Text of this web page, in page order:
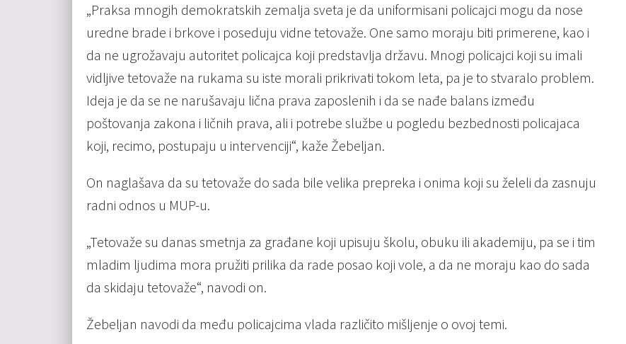
„Praksa mnogih demokratskih zemalja sveta je da uniformisani policajci mogu da nose
uredne brade i brkove i poseduju vidne tetovaže. One samo moraju biti primerene, kao i
da ne ugrožavaju autoritet policajca koji predstavlja državu. Mnogi policajci koji su imali
vidljive tetovaže na rukama su iste morali prikrivati tokom leta, pa je to stvaralo problem.
Ideja je da se ne narušavaju lična prava zaposlenih i da se nađe balans između
poštovanja zakona i ličnih prava, ali i potrebe službe u pogledu bezbednosti policajaca
koji, recimo, postupaju u intervenciji“, kaže Žebeljan.
On naglašava da su tetovaže do sada bile velika prepreka i onima koji su želeli da zasnuju
radni odnos u MUP-u.
„Tetovaže su danas smetnja za građane koji upisuju školu, obuku ili akademiju, pa se i tim
mladim ljudima mora pružiti prilika da rade posao koji vole, a da ne moraju kao do sada
da skidaju tetovaže“, navodi on.
Žebeljan navodi da među policajcima vlada različito mišljenje o ovoj temi.